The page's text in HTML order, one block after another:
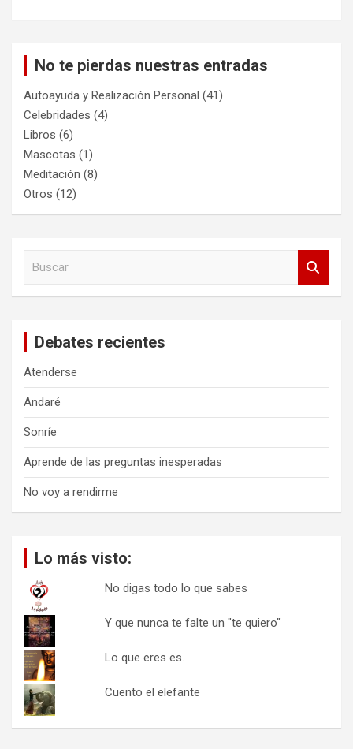
No te pierdas nuestras entradas
Autoayuda y Realización Personal (41)
Celebridades (4)
Libros (6)
Mascotas (1)
Meditación (8)
Otros (12)
Debates recientes
Atenderse
Andaré
Sonríe
Aprende de las preguntas inesperadas
No voy a rendirme
Lo más visto:
No digas todo lo que sabes
Y que nunca te falte un "te quiero"
Lo que eres es.
Cuento el elefante